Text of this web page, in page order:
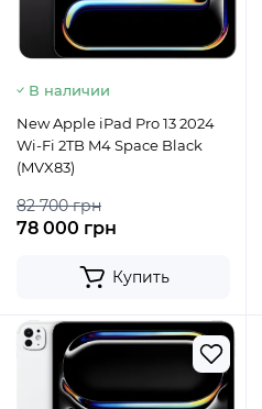
В наличии
New Apple iPad Pro 13 2024
Wi-Fi 2TB M4 Space Black
(MVX83)
82 700 грн
78 000 грн
Купить